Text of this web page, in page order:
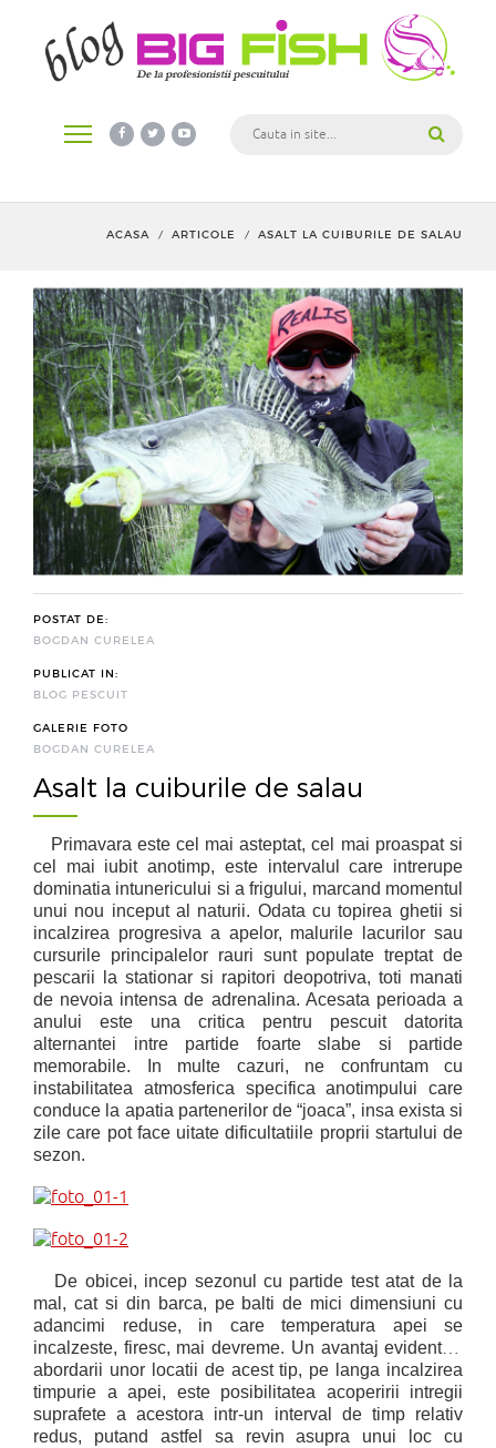
ACASA / ARTICOLE / ASALT LA CUIBURILE DE SALAU
POSTAT DE:
BOGDAN CURELEA
PUBLICAT IN:
BLOG PESCUIT
GALERIE FOTO
BOGDAN CURELEA
Asalt la cuiburile de salau
Primavara este cel mai asteptat, cel mai proaspat si
cel mai iubit anotimp, este intervalul care intrerupe
dominatia intunericului si a frigului, marcand momentul
unui nou inceput al naturii. Odata cu topirea ghetii si
incalzirea progresiva a apelor, malurile lacurilor sau
cursurile principalelor rauri sunt populate treptat de
pescarii la stationar si rapitori deopotriva, toti manati
de nevoia intensa de adrenalina. Acesata perioada a
anului este una critica pentru pescuit datorita
alternantei intre partide foarte slabe si partide
memorabile. In multe cazuri, ne confruntam cu
instabilitatea atmosferica specifica anotimpului care
conduce la apatia partenerilor de “joaca”, insa exista si
zile care pot face uitate dificultatiile proprii startului de
sezon.
De obicei, incep sezonul cu partide test atat de la
mal, cat si din barca, pe balti de mici dimensiuni cu
adancimi reduse, in care temperatura apei se
incalzeste, firesc, mai devreme. Un avantaj evident al
abordarii unor locatii de acest tip, pe langa incalzirea
timpurie a apei, este posibilitatea acoperirii intregii
suprafete a acestora intr-un interval de timp relativ
redus, putand astfel sa revin asupra unui loc cu